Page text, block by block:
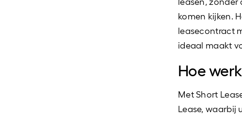
komen kijken.
leasecontract
ideaal maakt
Hoe
Met Short
Lease, waarbij